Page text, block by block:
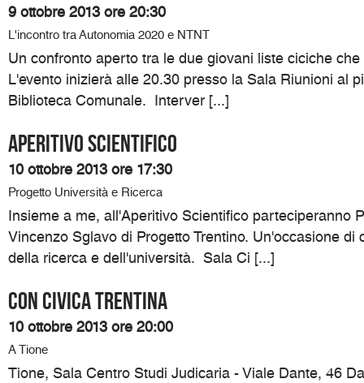
9 ottobre 2013 ore 20:30
L'incontro tra Autonomia 2020 e NTNT
Un confronto aperto tra le due giovani liste ciciche
L'evento inizierà alle 20.30 presso la Sala Riunioni al
Biblioteca Comunale. Interver [...]
Aperitivo Scientifico
10 ottobre 2013 ore 17:30
Progetto Università e Ricerca
Insieme a me, all'Aperitivo Scientifico parteciperanno
Vincenzo Sglavo di Progetto Trentino. Un'occasione di
della ricerca e dell'università. Sala Ci [...]
Con Civica Trentina
10 ottobre 2013 ore 20:00
A Tione
Tione, Sala Centro Studi Judicaria - Viale Dante, 46